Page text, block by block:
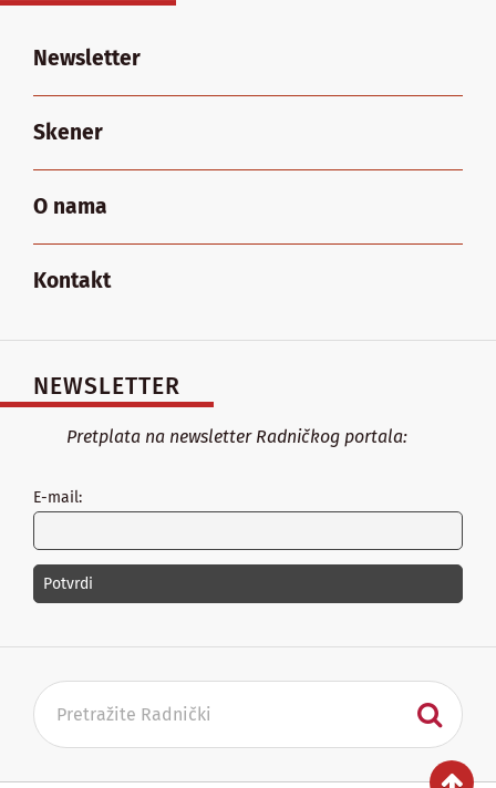
Newsletter
Skener
O nama
Kontakt
NEWSLETTER
Pretplata na newsletter Radničkog portala:
E-mail: